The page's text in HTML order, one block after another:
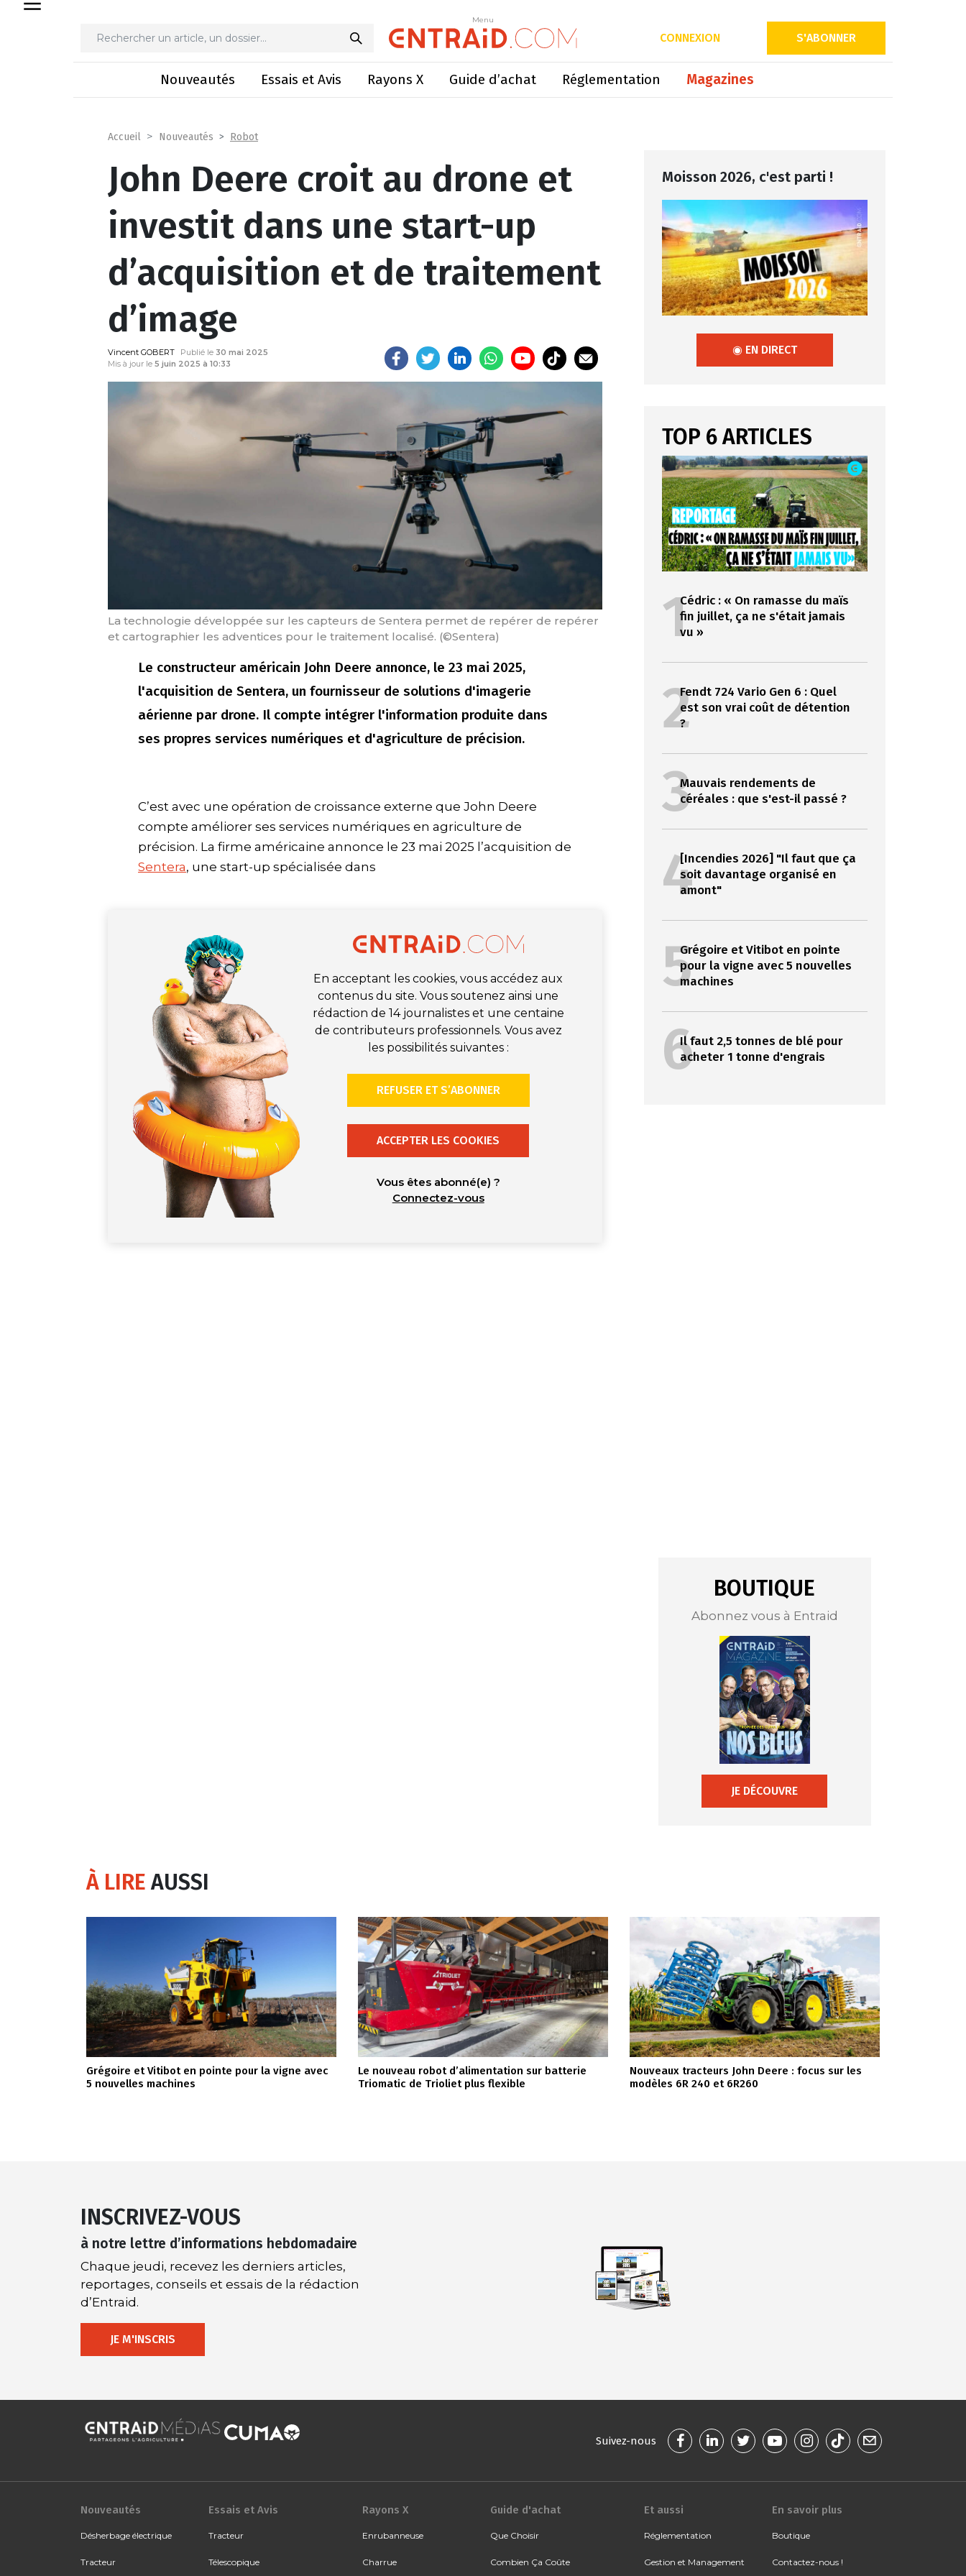
Menu
CONNEXION S'ABONNER
Nouveautés Essais et Avis Rayons X Guide d’achat Réglementation Magazines
Menu
John Deere croit au drone et investit dans une start-up d’acquisition et de traitement d’image
Accueil Nouveautés Robot
John Deere croit au drone et
investit dans une start-up
d’acquisition et de traitement
d’image
Vincent GOBERT Publié le 30 mai 2025
Mis à jour le 5 juin 2025 à 10:33
La technologie développée sur les capteurs de Sentera permet de repérer de repérer
et cartographier les adventices pour le traitement localisé. (©Sentera)
Le constructeur américain John Deere annonce, le 23 mai 2025,
l'acquisition de Sentera, un fournisseur de solutions d'imagerie
aérienne par drone. Il compte intégrer l'information produite dans
ses propres services numériques et d'agriculture de précision.
C’est avec une opération de croissance externe que John Deere
compte améliorer ses services numériques en agriculture de
précision. La firme américaine annonce le 23 mai 2025 l’acquisition de
Sentera, une start-up spécialisée dans
En acceptant les cookies, vous accédez aux
contenus du site. Vous soutenez ainsi une
rédaction de 14 journalistes et une centaine
de contributeurs professionnels. Vous avez
les possibilités suivantes :
REFUSER ET S’ABONNER
ACCEPTER LES COOKIES
Vous êtes abonné(e) ?
Connectez-vous
Moisson 2026, c'est parti !
◉ EN DIRECT
TOP 6 ARTICLES
1Cédric : « On ramasse du maïs
fin juillet, ça ne s'était jamais
vu »
2Fendt 724 Vario Gen 6 : Quel
est son vrai coût de détention
?
3Mauvais rendements de
céréales : que s'est-il passé ?
4[Incendies 2026] "Il faut que ça
soit davantage organisé en
amont"
5Grégoire et Vitibot en pointe
pour la vigne avec 5 nouvelles
machines
6Il faut 2,5 tonnes de blé pour
acheter 1 tonne d'engrais
BOUTIQUE
Abonnez vous à Entraid
JE DÉCOUVRE
À LIREAUSSI
Grégoire et Vitibot en pointe pour la vigne avec
5 nouvelles machines
Le nouveau robot d’alimentation sur batterie
Triomatic de Trioliet plus flexible
Nouveaux tracteurs John Deere : focus sur les
modèles 6R 240 et 6R260
INSCRIVEZ-VOUS
à notre lettre d’informations hebdomadaire
Chaque jeudi, recevez les derniers articles,
reportages, conseils et essais de la rédaction
d’Entraid.
JE M'INSCRIS
Suivez-nous
Nouveautés
Désherbage électrique
Tracteur
Essais et Avis
Tracteur
Télescopique
Rayons X
Enrubanneuse
Charrue
Guide d'achat
Que Choisir
Combien Ça Coûte
Et aussi
Réglementation
Gestion et Management
En savoir plus
Boutique
Contactez-nous !